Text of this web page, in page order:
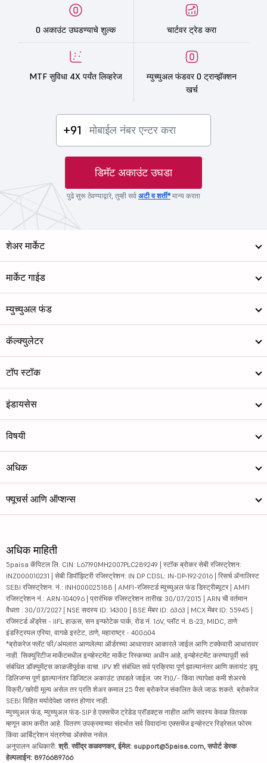
0 अकाउंट उघडण्याचे शुल्क चार्टवर ट्रेड करा
MTF सुविधा 4X पर्यंत लिव्हरेज
म्युच्युअल फंडवर 0 ट्रान्झॅक्शन
खर्च
+91
डिमॅट अकाउंट उघडा
पुढे सुरू ठेवण्याद्वारे, तुम्ही सर्व अटी व शर्ती*मान्य करता
शेअर मार्केट
मार्केट गाईड
म्युच्युअल फंड
कॅल्क्युलेटर
टॉप स्टॉक
इंडायसेस
विषयी
अधिक
फ्यूचर्स आणि ऑप्शन्स
अधिक माहिती
5paisa कॅपिटल लि. CIN: L67190MH2007PLC289249 | स्टॉक ब्रोकर सेबी रजिस्ट्रेशन:
INZ000010231 | सेबी डिपॉझिटरी रजिस्ट्रेशन: IN DP CDSL: IN-DP-192-2016 | रिसर्च ॲनालिस्ट
SEBI रजिस्ट्रेशन. नं.: INH000025188 | AMFI-रजिस्टर्ड म्युच्युअल फंड डिस्ट्रीब्यूटर | AMFI
रजिस्ट्रेशन नं.: ARN-104096 | प्रारंभिक रजिस्ट्रेशन तारीख: 30/07/2015 | ARN ची वर्तमान
वैधता : 30/07/2027 | NSE सदस्य ID: 14300 | BSE मेंबर ID: 6363 | MCX मेंबर ID: 55945 |
रजिस्टर्ड ॲड्रेस - IIFL हाऊस, सन इन्फोटेक पार्क, रोड नं. 16V, प्लॉट नं. B-23, MIDC, ठाणे
इंडस्ट्रियल एरिया, वागळे इस्टेट, ठाणे, महाराष्ट्र - 400604
*ब्रोकरेज फ्लॅट फी/अंमलात आणलेल्या ऑर्डरच्या आधारावर आकारले जाईल आणि टक्केवारी आधारावर
नाही. सिक्युरिटीज मार्केटमधील इन्व्हेस्टमेंट मार्केट रिस्कच्या अधीन आहे, इन्व्हेस्टमेंट करण्यापूर्वी सर्व
संबंधित डॉक्युमेंट्स काळजीपूर्वक वाचा. IPV शी संबंधित सर्व प्रक्रिया पूर्ण झाल्यानंतर आणि क्लायंट ड्यू
डिलिजन्स पूर्ण झाल्यानंतर डिजिटल अकाउंट उघडले जाईल. जर ₹10/- किंवा त्यापेक्षा कमी शेअरचे
विक्री/खरेदी मूल्य असेल तर प्रति शेअर कमाल 25 पैसा ब्रोकरेज संकलित केले जाऊ शकते. ब्रोकरेज
SEBI विहित मर्यादेपेक्षा जास्त होणार नाही.
म्युच्युअल फंड, म्युच्युअल फंड-SIP हे एक्सचेंज ट्रेडेड प्रॉडक्ट्स नाहीत आणि सदस्य केवळ वितरक
म्हणून काम करीत आहे. वितरण उपक्रमाच्या संदर्भात सर्व विवादांना एक्सचेंज इन्व्हेस्टर रिड्रेसल फोरम
किंवा आर्बिट्रेशन यंत्रणेचा ॲक्सेस नसेल.
अनुपालन अधिकारी: श्री. रवींद्र कळवणकर, ईमेल: support@5paisa.com, सपोर्ट डेस्क
हेल्पलाईन: 8976689766